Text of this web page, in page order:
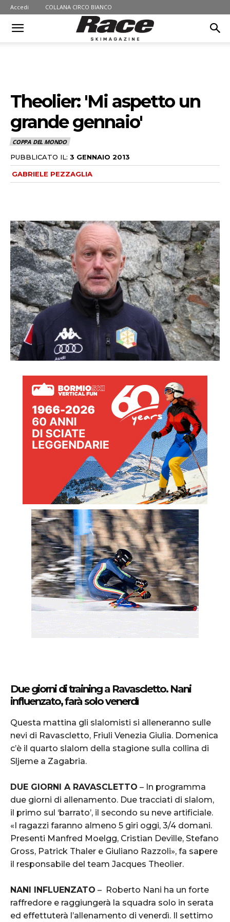
Accedi COLLANA CIRCO BIANCO
Theolier: 'Mi aspetto un
grande gennaio'
COPPA DEL MONDO
PUBBLICATO IL: 3 GENNAIO 2013
GABRIELE PEZZAGLIA
Due giorni di training a Ravascletto. Nani
influenzato, farà solo venerdì
Questa mattina gli slalomisti si alleneranno sulle
nevi di Ravascletto, Friuli Venezia Giulia. Domenica
c’è il quarto slalom della stagione sulla collina di
Sljeme a Zagabria.
DUE GIORNI A RAVASCLETTO – In programma
due giorni di allenamento. Due tracciati di slalom,
il primo sul ‘barrato’, il secondo su neve artificiale.
«I ragazzi faranno almeno 5 giri oggi, 3/4 domani.
Presenti Manfred Moelgg, Cristian Deville, Stefano
Gross, Patrick Thaler e Giuliano Razzoli», fa sapere
il responsabile del team Jacques Theolier.
NANI INFLUENZATO – Roberto Nani ha un forte
raffredore e raggiungerà la squadra solo in serata
ed effettuterà l’allenamento di venerdì. Il settimo